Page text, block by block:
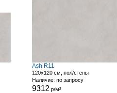
Ash R11
120x120 см, пол/стены
Наличие: по запросу
9312 р/м²